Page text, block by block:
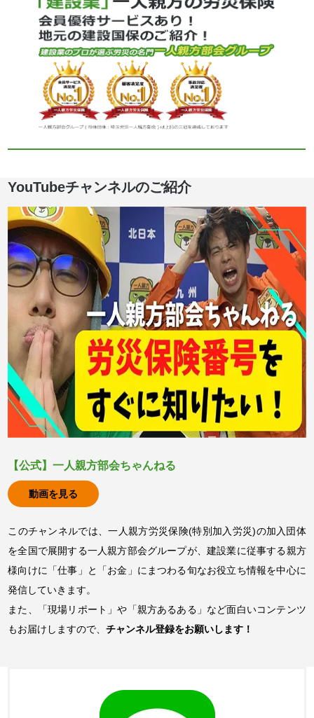
YouTubeチャンネルのご紹介
【公式】一人親方部会ちゃんねる
動画を見る
このチャンネルでは、一人親方労災保険(特別加入労災)の加入団体
を全国で展開する一人親方部会グループが、建設業に従事する親方
様向けに「仕事」と「お金」にまつわる旬なお役立ち情報を中心に
発信していきます。
また、「現場リポート」や「親方あるある」など面白いコンテンツ
もお届けしますので、チャンネル登録をお願いします！